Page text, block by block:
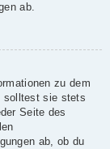
ab.
zu dem
solltest sie stets
Seite des
ab, ob du